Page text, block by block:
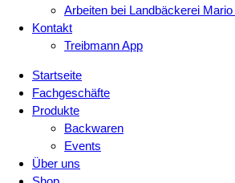
Arbeiten bei Landbäckerei
Kontakt
Treibmann App
Startseite
Fachgeschäfte
Produkte
Backwaren
Events
Über uns